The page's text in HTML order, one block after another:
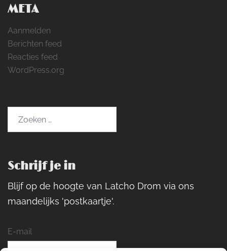
META
Aanmelden
Berichten feed
Reacties feed
WordPress.org
naar:
Schrijf je in
Blijf op de hoogte van Latcho Drom via ons
maandelijks 'postkaartje'.
E-mail